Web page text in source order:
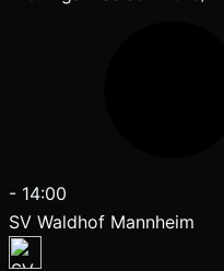
- 14:00
SV Waldhof Mannheim